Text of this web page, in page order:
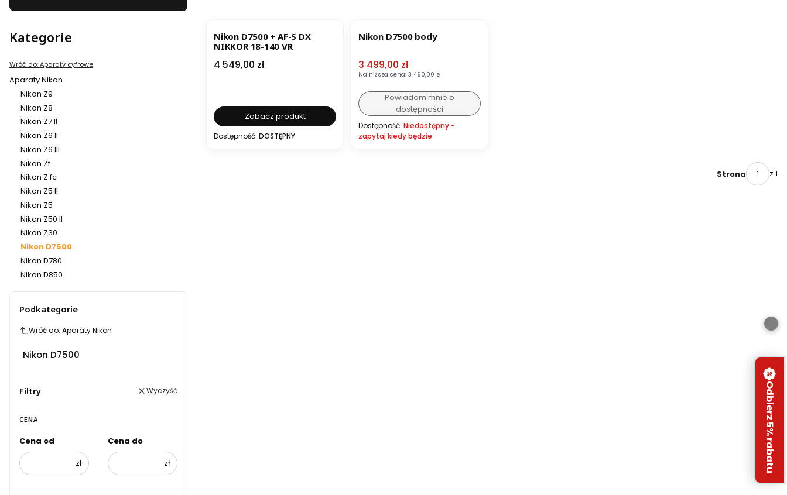
Kategorie
Wróć do: Aparaty cyfrowe
Aparaty Nikon
Nikon Z9
Nikon Z8
Nikon Z7 II
Nikon Z6 II
Nikon Z6 III
Nikon Zf
Nikon Z fc
Nikon Z5 II
Nikon Z5
Nikon Z50 II
Nikon Z30
Nikon D7500
Nikon D780
Nikon D850
Podkategorie
Wróć do: Aparaty Nikon
Nikon D7500
Filtry Wyczyść
CENA
Cena od
zł
Cena do
zł
Nikon D7500 + AF-S DX
NIKKOR 18-140 VR
Cena
4 549,00 zł
Zobacz produkt
Dostępność: DOSTĘPNY
Nikon D7500 body
Cena promocyjna
3 499,00 zł
Najniższa cena: 3 490,00 zł
Powiadom mnie o
dostępności
Dostępność: Niedostępny -
zapytaj kiedy będzie
Strona z 1
Odbierz 5% rabatu